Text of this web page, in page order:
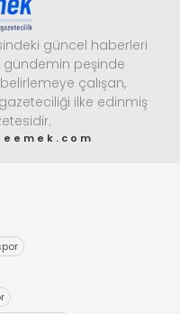
güncel haberleri
peşinde
çalışan,
ilke edinmiş